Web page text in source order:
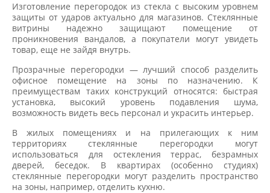
Изготовление перегородок из стекла с высоким уровнем
защиты от ударов актуально для магазинов. Стеклянные
витрины надежно защищают помещение от
проникновения вандалов, а покупатели могут увидеть
товар, еще не зайдя внутрь.
Прозрачные перегородки — лучший способ разделить
офисное помещение на зоны по назначению. К
преимуществам таких конструкций относятся: быстрая
установка, высокий уровень подавления шума,
возможность видеть весь персонал и украсить интерьер.
В жилых помещениях и на прилегающих к ним
территориях стеклянные перегородки могут
использоваться для остекления террас, безрамных
дверей, беседок. В квартирах (особенно студиях)
стеклянные перегородки могут разделить пространство
на зоны, например, отделить кухню.